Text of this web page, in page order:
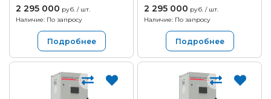
2 295 000 руб. / шт.
Наличие: По запросу
Подробнее
2 295 000 руб. / шт.
Наличие: По запросу
Подробнее